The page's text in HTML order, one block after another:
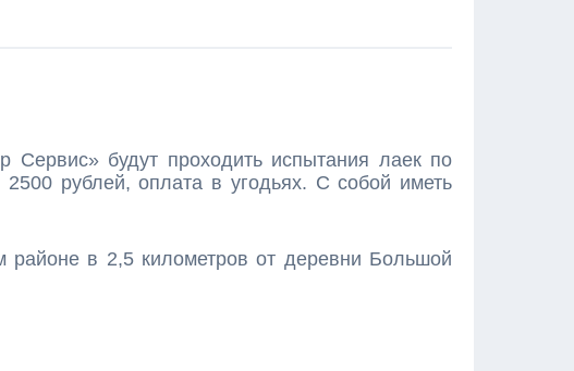
будут проходить испытания лаек по
рублей, оплата в угодьях. С собой иметь
районе в 2,5 километров от деревни Большой